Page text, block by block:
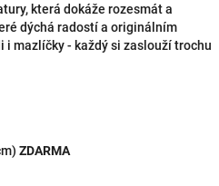
která dokáže rozesmát a
dýchá radostí a originálním
mazlíčky - každý si zaslouží trochu
ZDARMA